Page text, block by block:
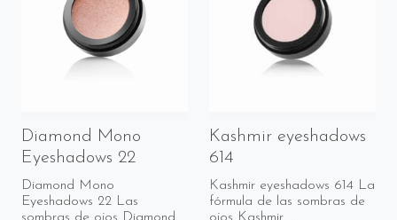
Diamond Mono
Eyeshadows 22
Diamond Mono
Eyeshadows 22 Las
Kashmir eyeshadows
614
Kashmir eyeshadows 614 La
fórmula de las sombras de